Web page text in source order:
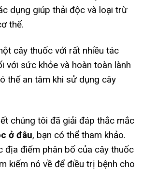
dụng giúp thải độc và loại trừ
thể.
cây thuốc với rất nhiều tác
với sức khỏe và hoàn toàn lành
thể an tâm khi sử dụng cây
chúng tôi đã giải đáp thắc mắc
ở đâu, bạn có thể tham khảo.
địa điểm phân bố của cây thuốc
kiếm nó về để điều trị bệnh cho